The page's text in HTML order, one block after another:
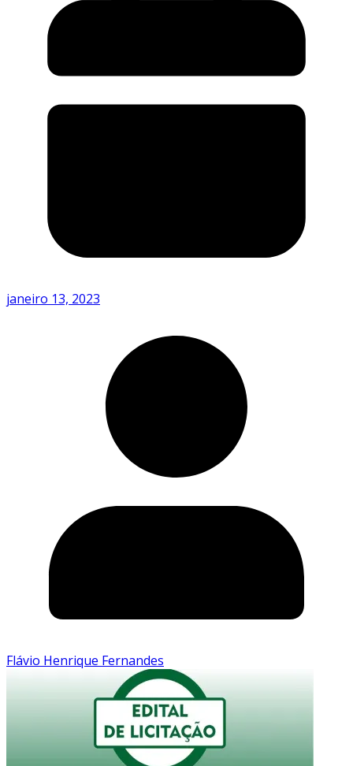
janeiro 13, 2023
Flávio Henrique Fernandes